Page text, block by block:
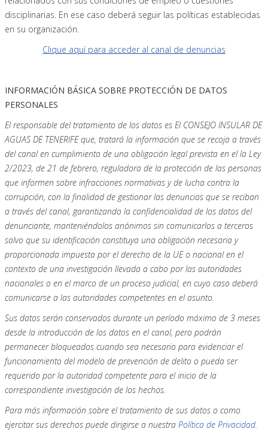
disciplinarias. En ese caso deberá seguir las políticas establecidas
en su organización.
Clique aquí para acceder al canal de denuncias
INFORMACIÓN BÁSICA SOBRE PROTECCIÓN DE DATOS
PERSONALES
El responsable del tratamiento de los datos es El CONSEJO INSULAR DE
AGUAS DE TENERIFE que, tratará la información que se recoja a través
del canal en cumplimiento de una obligación legal prevista en el la Ley
2/2023, de 21 de febrero, reguladora de la protección de las personas
que informen sobre infracciones normativas y de lucha contra la
corrupción, con la finalidad de gestionar las denuncias que se reciban
a través del canal, garantizando la confidencialidad de los datos del
denunciante, manteniéndolos anónimos sin comunicarlos a terceros
salvo que su identificación constituya una obligación necesaria y
proporcionada impuesta por el derecho de la UE o nacional en el
contexto de una investigación llevada a cabo por las autoridades
nacionales o en el marco de un proceso judicial, en cuyo caso deberá
comunicarse a las autoridades competentes en el asunto.
Sus datos serán conservados durante un período máximo de 3 meses
desde la introducción de los datos en el canal, pero podrán
permanecer bloqueados cuando sea necesario para evidenciar el
funcionamiento del modelo de prevención de delito o pueda ser
requerido por la autoridad competente para el inicio de la
correspondiente investigación de los hechos.
Para más información sobre el tratamiento de sus datos o como
ejercitar sus derechos puede dirigirse a nuestra Política de Privacidad.